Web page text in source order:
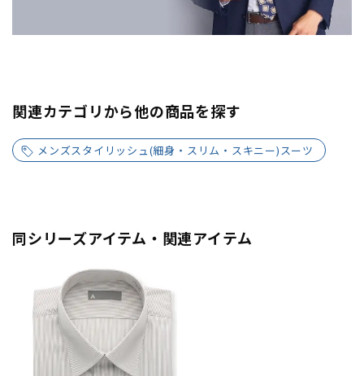
関連カテゴリから他の商品を探す
メンズスタイリッシュ(細身・スリム・スキニー)スーツ
同シリーズアイテム・関連アイテム